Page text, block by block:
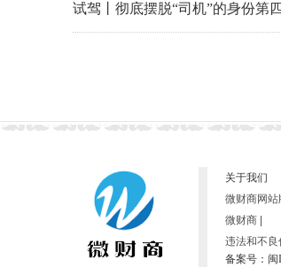
试驾丨彻底摆脱“司机”的身份第
关于我们
微财商网站
微财商 | |
违法和不良
备案号：闽